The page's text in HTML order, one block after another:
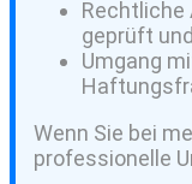
Rechtliche
geprüft
Umgang
Wenn Sie bei
professionelle